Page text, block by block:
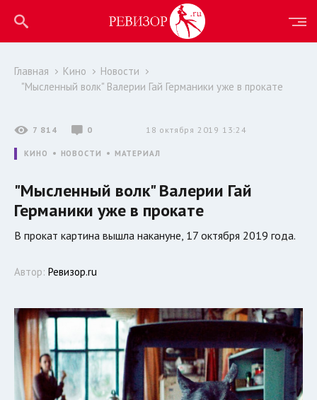
Главная Кино
Новости
"Мысленный волк" Валерии Гай Германики уже в прокате
7 814 0 18 октября 2019 13:24
КИНО НОВОСТИ МАТЕРИАЛ
"Мысленный волк" Валерии Гай
Германики уже в прокате
В прокат картина вышла накануне, 17 октября 2019 года.
Автор: Ревизор.ru